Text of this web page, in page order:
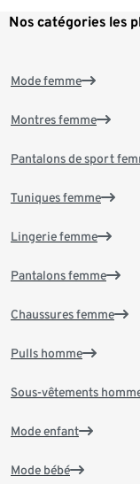
Nos catégories les
Mode femme
Montres femme
Pantalons de sport
Tuniques femme
Lingerie femme
Pantalons femme
Chaussures femme
Pulls homme
Sous-vêtements
Mode enfant
Mode bébé